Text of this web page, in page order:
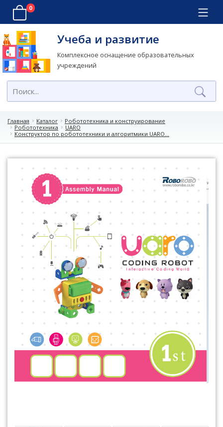
0
Учеба и развитие
Комплексное оснащение образовательных
учреждений
Главная Каталог
Робототехника и конструирование
Робототехника
UARO
Конструктор по робототехники и алгоритмики UARO...